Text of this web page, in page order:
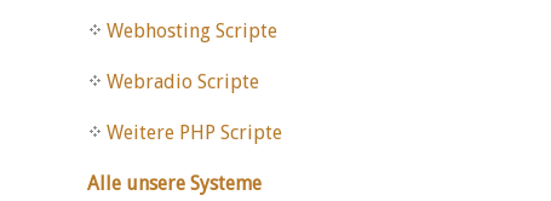
Webhosting Scripte
Webradio Scripte
Weitere PHP Scripte
Alle unsere Systeme